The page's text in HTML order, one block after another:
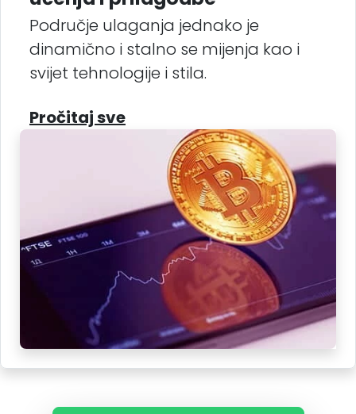
Područje ulaganja jednako je
dinamično i stalno se mijenja kao i
svijet tehnologije i stila.
Pročitaj sve